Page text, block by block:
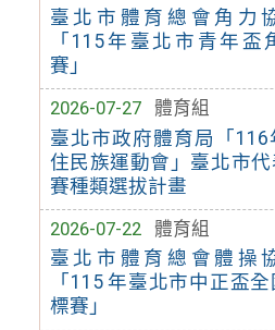
臺北市體育總會角力
「115年臺北市青年盃
賽」
2026-07-27
體育組
臺北市政府體育局「116
住民族運動會」臺北市
賽種類選拔計畫
2026-07-22
體育組
臺北市體育總會體操
「115 年臺北市中正盃
標賽」